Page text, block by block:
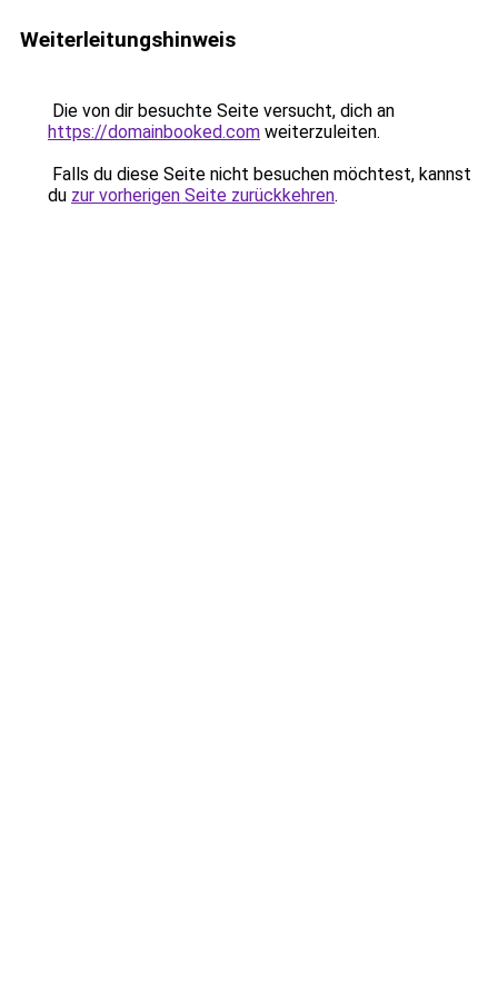
Weiterleitungshinweis
Die von dir besuchte Seite versucht, dich an
https://domainbooked.com weiterzuleiten.
Falls du diese Seite nicht besuchen möchtest, kannst
du zur vorherigen Seite zurückkehren.